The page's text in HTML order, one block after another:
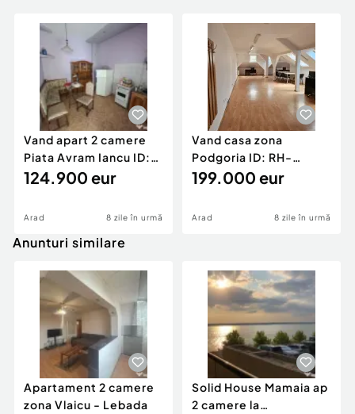
Vand apart 2 camere
Piata Avram Iancu ID:
RH-45526-property
124.900 eur
Arad 8 zile în urmă
Vand casa zona
Podgoria ID: RH-
45502-property
199.000 eur
Arad 8 zile în urmă
Anunturi similare
Apartament 2 camere
zona Vlaicu - Lebada
Solid House Mamaia ap
2 camere la